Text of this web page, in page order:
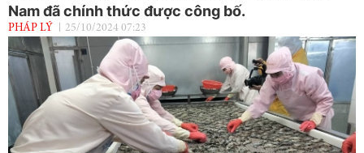
Nam đã chính thức được công bố.
PHÁP LÝ 25/10/2024 07:23